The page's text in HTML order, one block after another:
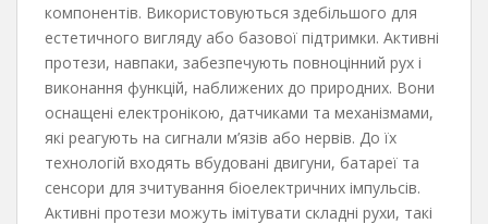
компонентів. Використовуються здебільшого для
естетичного вигляду або базової підтримки. Активні
протези, навпаки, забезпечують повноцінний рух і
виконання функцій, наближених до природних. Вони
оснащені електронікою, датчиками та механізмами,
які реагують на сигнали м’язів або нервів. До їх
технологій входять вбудовані двигуни, батареї та
сенсори для зчитування біоелектричних імпульсів.
Активні протези можуть імітувати складні рухи, такі